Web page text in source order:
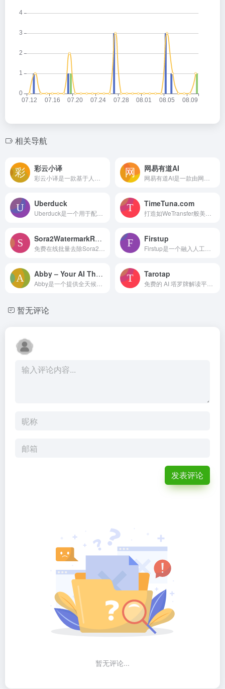
相关导航
彩云小译 网易有道AI
Uberduck TimeTuna.com
Sora2WatermarkRemover Firstup
Abby – Your AI Therapist Tarotap
暂无评论
发表评论
暂无评论...